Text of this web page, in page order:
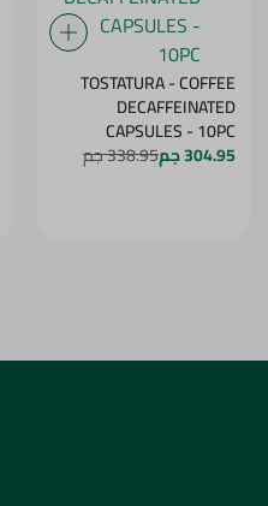
TOSTATURA - COFFEE
DECAFFEINATED
CAPSULES - 10PC
304.95 جم 338.95 جم